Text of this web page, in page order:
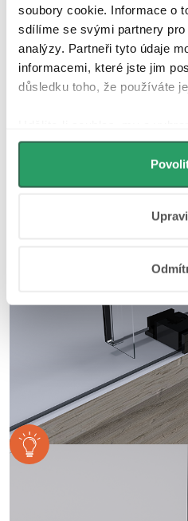
soubory cookie. Informace o
sdílíme se svými partnery
analýzy. Partneři tyto údaje
informacemi, které jste jim
důsledku toho, že používáte
můžeme používat cookies
personalizovanou reklamu.
osobní údaje najdete na
Zavírání pomocí
sprchové dveře a zabraňuje
zajišťují jejich bezpečné